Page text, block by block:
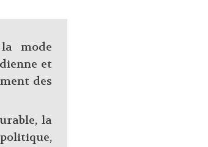
mode
et
des
la